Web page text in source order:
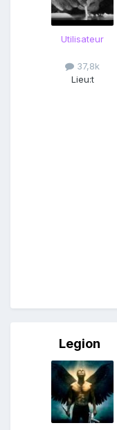
Utilisateur
37,8k
Lieu:t
Legion